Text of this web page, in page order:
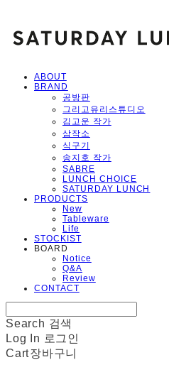
ABOUT
BRAND
공방판
그리고유리스튜디오
김고운 작가
삼작소
식구기
송지호 작가
SABRE
LUNCH CHOICE
SATURDAY LUNCH
PRODUCTS
New
Tableware
Life
STOCKIST
BOARD
Notice
Q&A
Review
CONTACT
Search 검색
Log In 로그인
Cart장바구니